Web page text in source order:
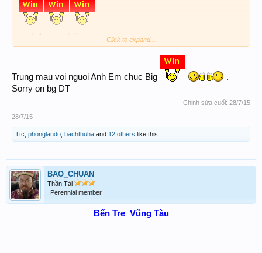
[/COLOR]
Click to expand...
Trung mau voi nguoi Anh Em chuc Big
.
Sorry on bg DT
Chỉnh sửa cuối: 28/7/15
28/7/15
Ttc phonglando bachthuha and 12 others like this.
BAO_CHUẨN
Thần Tài
Perennial member
Bến Tre_Vũng Tàu